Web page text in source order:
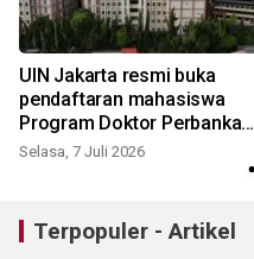
UIN Jakarta resmi buka
pendaftaran mahasiswa
Program Doktor Perbankan
Syariah
Selasa, 7 Juli 2026
Terpopuler - Artikel